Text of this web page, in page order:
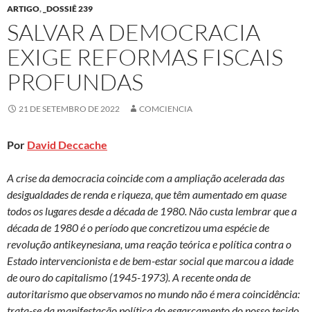
ARTIGO, _DOSSIÊ 239
SALVAR A DEMOCRACIA
EXIGE REFORMAS FISCAIS
PROFUNDAS
21 DE SETEMBRO DE 2022 COMCIENCIA
Por David Deccache
A crise da democracia coincide com a ampliação acelerada das
desigualdades de renda e riqueza, que têm aumentado em quase
todos os lugares desde a década de 1980. Não custa lembrar que a
década de 1980 é o período que concretizou uma espécie de
revolução antikeynesiana, uma reação teórica e política contra o
Estado intervencionista e de bem-estar social que marcou a idade
de ouro do capitalismo (1945-1973). A recente onda de
autoritarismo que observamos no mundo não é mera coincidência: